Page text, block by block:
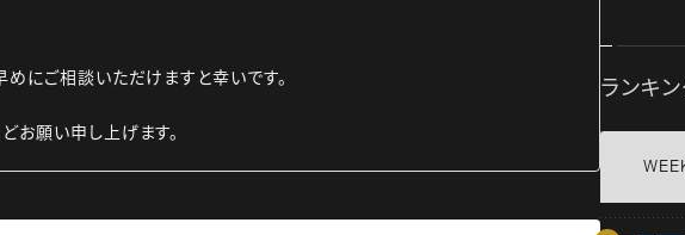
にご相談いただけますと幸いです。
お願い申し上げます。
ランキ